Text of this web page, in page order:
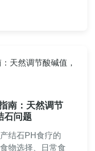
南：天然调节
石问题
结石PH食疗的
物选择、日常食